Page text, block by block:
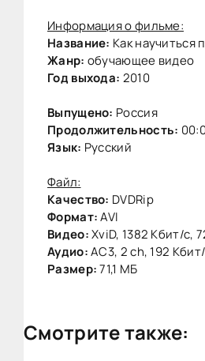
Информация о фильме:
Название: Как научиться
Жанр: обучающее видео
Год выхода: 2010
Выпущено: Россия
Продолжительность:
Язык: Русский
Файл:
Качество: DVDRip
Формат:AVI
Видео:XviD, 1382 Кбит/с,
Аудио:AC3, 2 ch, 192
Размер:71,1 МБ
Смотрите также: